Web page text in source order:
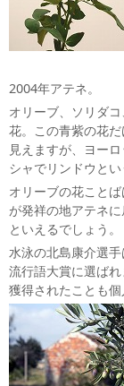
2004年アテネ。
オリーブ、ソリダ
花。この青紫の花
見えますが、ヨー
シャでリンドウと
オリーブの花こと
が発祥の地アテネ
といえるでしょう。
水泳の北島康介選
流行語大賞に選ば
獲得されたことも個